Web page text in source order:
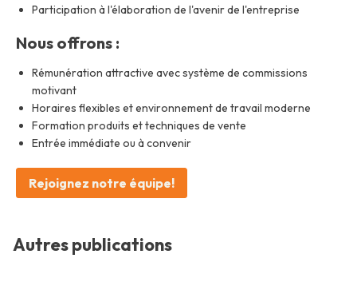
Participation à l'élaboration de l'avenir de l'entreprise
Nous offrons :
Rémunération attractive avec système de commissions
motivant
Horaires flexibles et environnement de travail moderne
Formation produits et techniques de vente
Entrée immédiate ou à convenir
Rejoignez notre équipe!
Autres publications